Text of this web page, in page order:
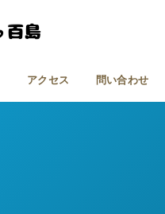
アクセス 問い合わせ